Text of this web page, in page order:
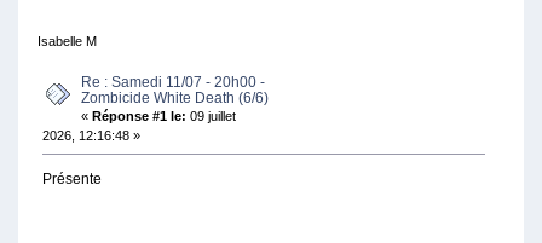
Isabelle M
Re : Samedi 11/07 - 20h00 -
Zombicide White Death (6/6)
«Réponse #1 le: 09 juillet
2026, 12:16:48 »
Présente